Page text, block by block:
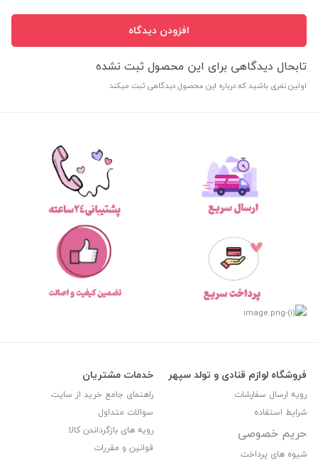
افزودن دیدگاه
تابحال دیدگاهی برای این محصول ثبت نشده
اولین نفری باشید که درباره این محصول دیدگاهی ثبت میکند
فروشگاه لوازم قنادی و تولد سپهر
رویه ارسال سفارشات
شرایط استفاده
حریم خصوصی
شیوه های پرداخت
خدمات مشتریان
راهنمای جامع خرید از سایت
سوالات متداول
رویه های بازگرداندن کالا
قوانین و مقررات